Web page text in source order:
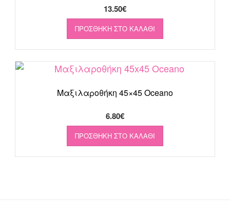
13.50€
ΠΡΟΣΘΉΚΗ ΣΤΟ ΚΑΛΆΘΙ
Μαξιλαροθήκη 45×45 Oceano
6.80€
ΠΡΟΣΘΉΚΗ ΣΤΟ ΚΑΛΆΘΙ